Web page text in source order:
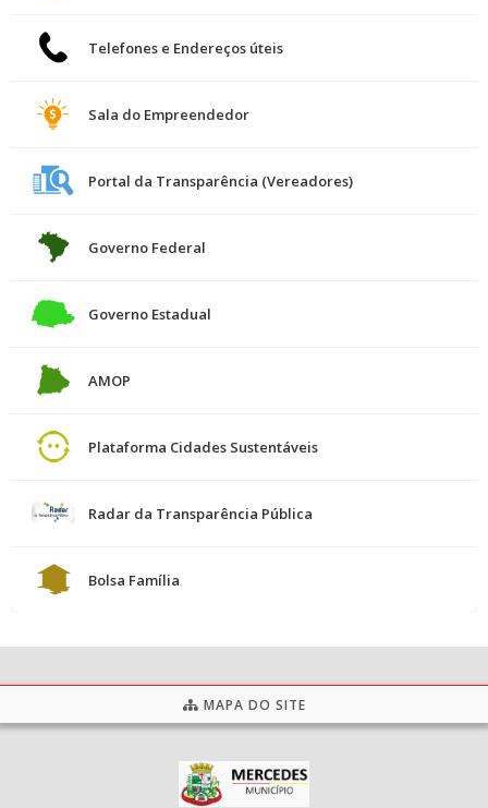
Telefones e Endereços úteis
Sala do Empreendedor
Portal da Transparência (Vereadores)
Governo Federal
Governo Estadual
AMOP
Plataforma Cidades Sustentáveis
Radar da Transparência Pública
Bolsa Família
MAPA DO SITE